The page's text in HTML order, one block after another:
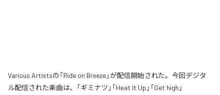
Various Artistsの「Ride on Breeze」が配信開始された。今回デジタ
ル配信された楽曲は、「ギミナツ」「Heat It Up」「Get high」